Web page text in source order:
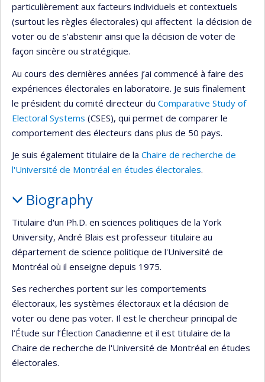
particulièrement aux facteurs individuels et contextuels
(surtout les règles électorales) qui affectent la décision de
voter ou de s’abstenir ainsi que la décision de voter de
façon sincère ou stratégique.
Au cours des dernières années j’ai commencé à faire des
expériences électorales en laboratoire. Je suis finalement
le président du comité directeur du Comparative Study of
Electoral Systems (CSES), qui permet de comparer le
comportement des électeurs dans plus de 50 pays.
Je suis également titulaire de la Chaire de recherche de
l'Université de Montréal en études électorales.
Biography
Titulaire d'un Ph.D. en sciences politiques de la York
University, André Blais est professeur titulaire au
département de science politique de l'Université de
Montréal où il enseigne depuis 1975.
Ses recherches portent sur les comportements
électoraux, les systèmes électoraux et la décision de
voter ou dene pas voter. Il est le chercheur principal de
l’Étude sur l’Élection Canadienne et il est titulaire de la
Chaire de recherche de l'Université de Montréal en études
électorales.